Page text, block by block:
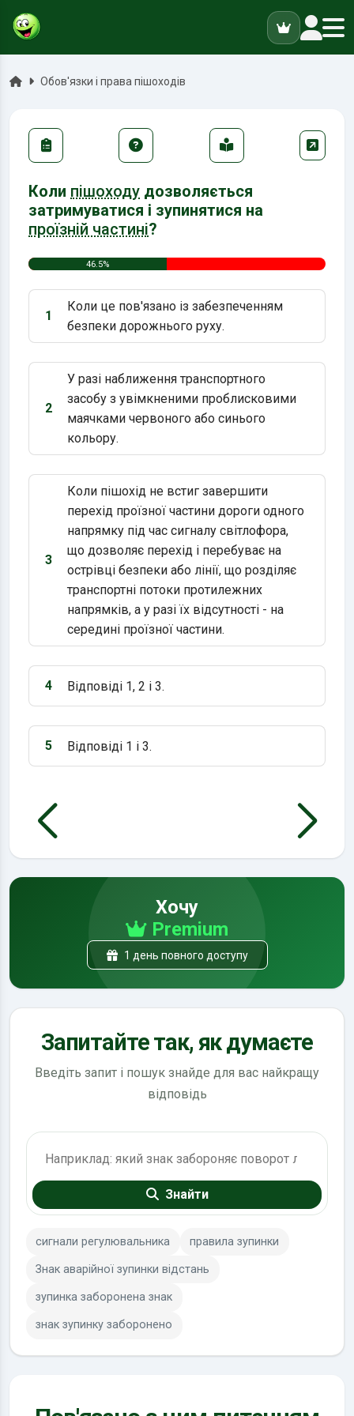
ГоловнаОбов'язки і права пішоходів
Коли пішоходу дозволяється
затримуватися і зупинятися на
проїзній частині?
46.5%
Варіант 1:
1
Коли це пов'язано із забезпеченням
безпеки дорожнього руху.
Варіант 2:
2
У разі наближення транспортного
засобу з увімкненими проблисковими
маячками червоного або синього
кольору.
Варіант 3:
3
Коли пішохід не встиг завершити
перехід проїзної частини дороги одного
напрямку під час сигналу світлофора,
що дозволяє перехід і перебуває на
острівці безпеки або лінії, що розділяє
транспортні потоки протилежних
напрямків, а у разі їх відсутності - на
середині проїзної частини.
Варіант 4:
4 Відповіді 1, 2 і 3.
Варіант 5:
5 Відповіді 1 і 3.
Хочу
Premium
1 день повного доступу
Запитайте так, як думаєте
Введіть запит і пошук знайде для вас найкращу
відповідь
Знайти
сигнали регулювальника правила зупинки
Знак аварійної зупинки відстань
зупинка заборонена знак
знак зупинку заборонено